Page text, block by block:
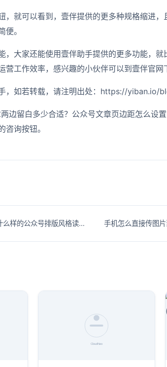
，就可以看到，壹伴提供的更多种规格缩进
。
，大家还能使用壹伴助手提供的更多功能，
营工作效率，感兴趣的小伙伴可以到壹伴官网
，如若转载，请注明出处：https://yiban.io/
边留白多少合适？公众号文章页边距怎么设
咨询按钮。
公众号排版风格有哪些？什么样的公众号排版风格读者喜欢看？